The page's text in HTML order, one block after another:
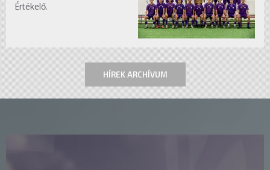
Értékelő.
HÍREK ARCHÍVUM